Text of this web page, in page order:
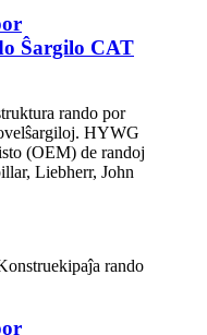
Ŝargilo CAT
rando por
HYWG
(OEM) de randoj
Liebherr, John